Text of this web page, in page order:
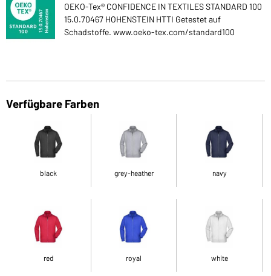
OEKO-Tex® CONFIDENCE IN TEXTILES STANDARD 100
15.0.70467 HOHENSTEIN HTTI Getestet auf
Schadstoffe. www.oeko-tex.com/standard100
Verfügbare Farben
black grey-heather navy
red royal white